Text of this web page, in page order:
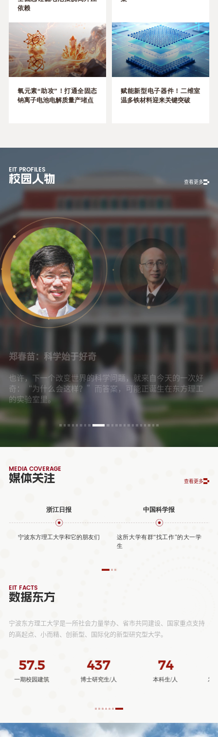
依赖
氧元素“助攻”！打通全固态
钠离子电池电解质量产堵点
赋能新型电子器件！二维室
温多铁材料迎来关键突破
EIT PROFILES
校园人物 查看更多
东方理工的建设是千载难逢的机会。因为东方理工，我决
定回到学术界，继续做我的研究。
MEDIA COVERAGE
媒体关注 查看更多
浙江日报
宁波东方理工大学和它的朋友们
中国科学报
这所大学有群“找工作”的大一学
生
EIT FACTS
数据东方
宁波东方理工大学是一所社会力量举办、省市共同建设、国家重点支持
的高起点、小而精、创新型、国际化的新型研究型大学。
4
发表Science论文/篇
9
省级科研平台/个